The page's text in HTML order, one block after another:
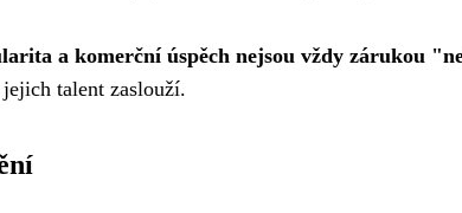
a komerční úspěch nejsou vždy zárukou
talent zaslouží.